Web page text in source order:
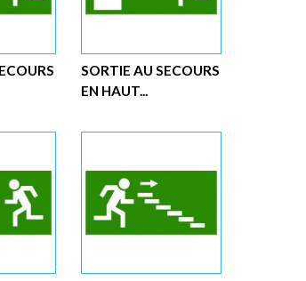
SORTIE AU SECOURS
EN HAUT...